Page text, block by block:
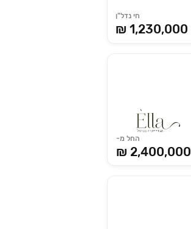
חי נדל"ן
₪ 1,230,000
החל מ-
2,400,000 ₪